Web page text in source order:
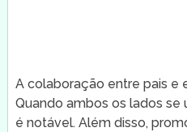
A colaboração entre pais e
Quando ambos os lados
é notável. Além disso,